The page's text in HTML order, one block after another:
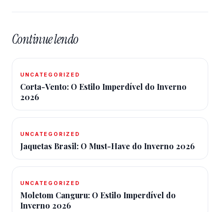
Continue lendo
UNCATEGORIZED
Corta-Vento: O Estilo Imperdível do Inverno
2026
UNCATEGORIZED
Jaquetas Brasil: O Must-Have do Inverno 2026
UNCATEGORIZED
Moletom Canguru: O Estilo Imperdível do
Inverno 2026